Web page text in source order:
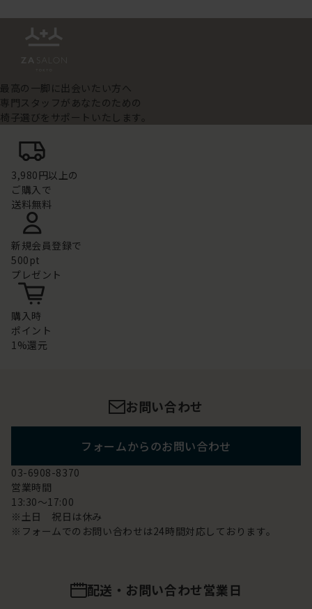
最高の一脚に出会いたい方へ
専門スタッフがあなたのための
椅子選びをサポートいたします。
3,980円以上の
ご購入で
送料無料
新規会員登録で
500pt
プレゼント
購入時
ポイント
1%還元
お問い合わせ
フォームからのお問い合わせ
03-6908-8370
営業時間
13:30～17:00
※土日 祝日は休み
※フォームでのお問い合わせは24時間対応しております。
配送・お問い合わせ営業日